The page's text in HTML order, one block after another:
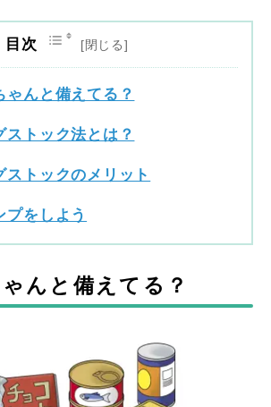
目次
ゃんと備えてる？
ストック法とは？
ストックのメリット
プをしよう
んと備えてる？